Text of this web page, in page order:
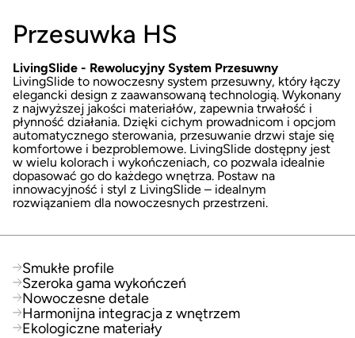
Przesuwka HS
LivingSlide - Rewolucyjny System Przesuwny
LivingSlide to nowoczesny system przesuwny, który łączy
elegancki design z zaawansowaną technologią. Wykonany
z najwyższej jakości materiałów, zapewnia trwałość i
płynność działania. Dzięki cichym prowadnicom i opcjom
automatycznego sterowania, przesuwanie drzwi staje się
komfortowe i bezproblemowe. LivingSlide dostępny jest
w wielu kolorach i wykończeniach, co pozwala idealnie
dopasować go do każdego wnętrza. Postaw na
innowacyjność i styl z LivingSlide – idealnym
rozwiązaniem dla nowoczesnych przestrzeni.
Smukłe profile
Szeroka gama wykończeń
Nowoczesne detale
Harmonijna integracja z wnętrzem
Ekologiczne materiały